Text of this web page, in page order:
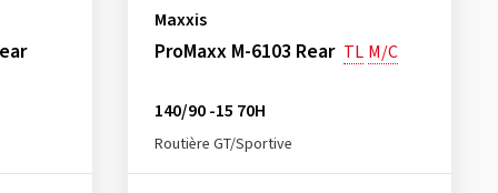
Maxxis
ProMaxx M-6103 Rear TL M/C
140/90 -15 70H
Routière GT/Sportive